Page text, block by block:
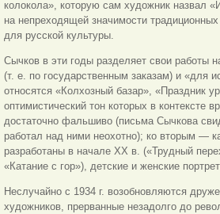
колокола», которую сам художник назвал
на непреходящей значимости
для русской культуры.
Сычков в эти годы разделяет свои работы
(т. е. по государственным заказам) и «для
относятся «Колхозный базар», «Праздник
оптимистический тон которых в контексте
достаточно фальшиво (письма Сычкова
работал над ними неохотно); ко вторым —
разработаны в начале ХХ в. («Трудный
«Катание с гор»), детские и женские
Неслучайно с 1934 г. возобновляются
художников, прерванные незадолго до